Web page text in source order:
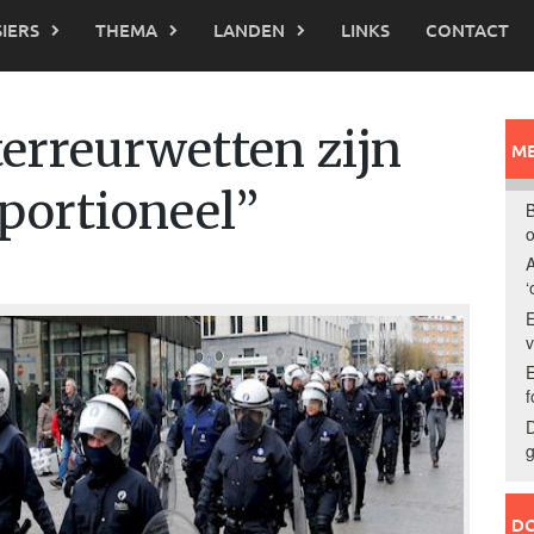
THEMA LANDEN LINKS CONTACT
zijn